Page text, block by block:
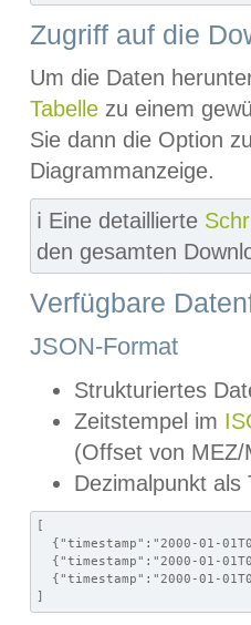
Zugriff auf die
Um die Daten
Tabelle zu einem
Sie dann die Option
Diagrammanzeige.
ℹ️ Eine detaillierte
den gesamten
Verfügbare
JSON-Format
Strukturiertes
Zeitstempel im
(Offset von MEZ/
Dezimalpunkt als
[
{"timestamp":"2000-01-
{"timestamp":"2000-01-
{"timestamp":"2000-01-
]